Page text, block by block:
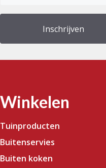
Winkelen
Tuinproducten
Buitenservies
Buiten koken